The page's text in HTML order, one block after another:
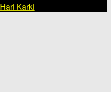
Hari Karki